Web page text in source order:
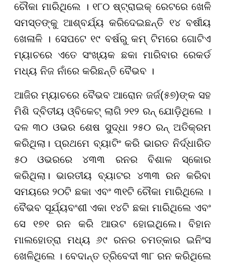
ଚୌକା ମାରିଥିଲେ । ୧୮୦ ଷ୍ଟ୍ରାଇକ୍ ରେଟରେ ଖେଳି
ସମସ୍ତଙ୍କୁ ଆଶ୍ବର୍ଯ୍ୟ କରିଦେଇଛନ୍ତି ୧୪ ବର୍ଷୀୟ
ଖେଳାଳି । ସେପଟେ ୧୯ ବର୍ଷରୁ କମ୍ ଟିମରେ ଗୋଟିଏ
ମ୍ୟାଚରେ ଏତେ ସଂଖ୍ୟକ ଛକା ମାରିବାର ରେକର୍ଡ
ମଧ୍ୟ ନିଜ ନାଁରେ କରିଛନ୍ତି ବୈଭବ ।
ଆଜିର ମ୍ୟାଚରେ ବୈଭବ ଆରୋନ ଜର୍ଜ(୫୭)ଙ୍କ ସହ
ମିଶି ଦ୍ବିତୀୟ ଓ୍ବିକେଟ୍ ଲାଗି ୨୧୨ ରନ୍ ଯୋଡ଼ିଥିଲେ ।
ଦଳ ୩୦ ଓଭର ଶେଷ ସୁଦ୍ଧା ୨୫୦ ରନ୍ ଅତିକ୍ରମ
କରିଥିଲା। ପ୍ରଥମେ ବ୍ୟାଟିଂ କରି ଭାରତ ନିର୍ଦ୍ଧାରିତ
୫୦ ଓଭରରେ ୪୩୩ ରନର ବିଶାଳ ସ୍କୋର
କରିଥିଲା। ଭାରତୀୟ ବ୍ୟାଟର ୪୩୩ ରନ କରିବା
ସମୟରେ ୨୦ଟି ଛକା ଏବଂ ୩୧ଟି ଚୌକା ମାରିଥିଲେ ।
ବୈଭବ ସୂର୍ଯ୍ୟବଂଶୀ ଏକା ୧୪ଟି ଛକା ମାରିଥିଲେ ଏବଂ
ସେ ୧୭୧ ରନ କରି ଆଉଟ ହୋଇଥିଲେ। ବିହାନ
ମାଲହୋତ୍ରା ମଧ୍ୟ ୬୯ ରନର ଚମତ୍କାର ଇନିଂସ
ଖେଳିଥିଲେ । ବେଦାନ୍ତ ତ୍ରିବେଦୀ ୩୮ ରନ କରିଥିଲେ